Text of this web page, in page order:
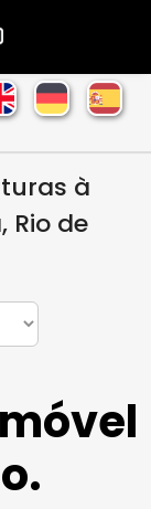
à
Rio de